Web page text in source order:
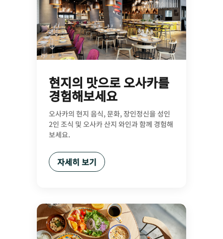
현지의 맛으로 오사카를
경험해보세요
오사카의 현지 음식, 문화, 장인정신을 성인
2인 조식 및 오사카 산지 와인과 함께 경험해
보세요.
자세히 보기